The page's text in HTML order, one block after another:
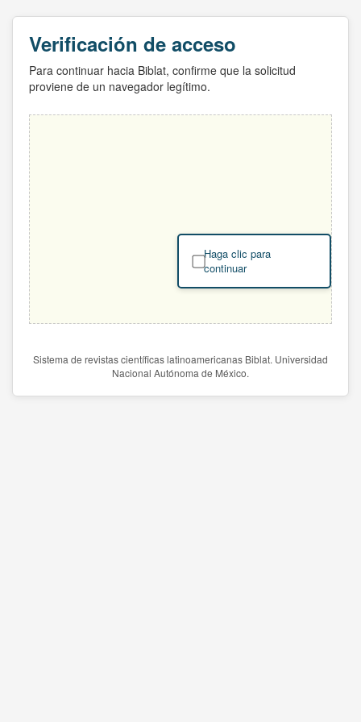
Verificación de acceso
Para continuar hacia Biblat, confirme que la solicitud
proviene de un navegador legítimo.
Haga clic para
continuar
Sistema de revistas científicas latinoamericanas Biblat. Universidad
Nacional Autónoma de México.